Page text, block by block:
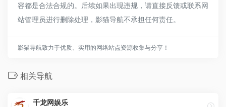
容都是合法合规的。后续如果出现违规，请直接反馈或联系网
站管理员进行删除处理，影猫导航不承担任何责任。
影猫导航致力于优质、实用的网络站点资源收集与分享！
相关导航
千龙网娱乐